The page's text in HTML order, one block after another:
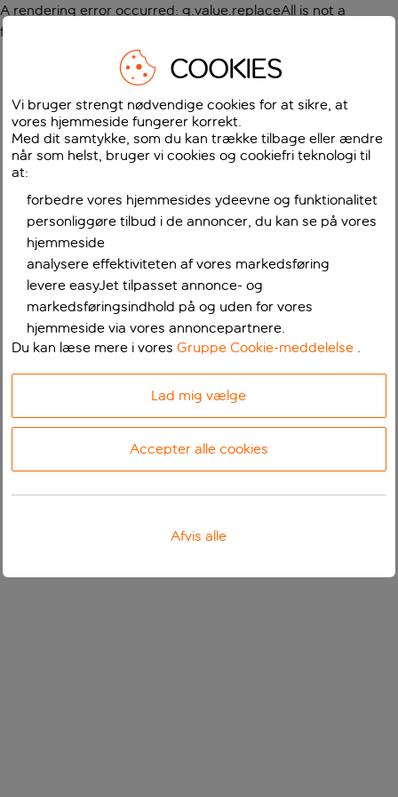
A rendering error occurred: g.value.replaceAll is not a
function
COOKIES
Vi bruger strengt nødvendige cookies for at sikre, at
vores hjemmeside fungerer korrekt.
Med dit samtykke, som du kan trække tilbage eller ændre
når som helst, bruger vi cookies og cookiefri teknologi til
at:
forbedre vores hjemmesides ydeevne og funktionalitet
personliggøre tilbud i de annoncer, du kan se på vores
hjemmeside
analysere effektiviteten af vores markedsføring
levere easyJet tilpasset annonce- og
markedsføringsindhold på og uden for vores
hjemmeside via vores annoncepartnere.
Du kan læse mere i voresGruppe Cookie-meddelelse .
Lad mig vælge
Accepter alle cookies
Afvis alle